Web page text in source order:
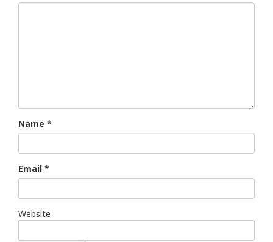
Name *
Email *
Website